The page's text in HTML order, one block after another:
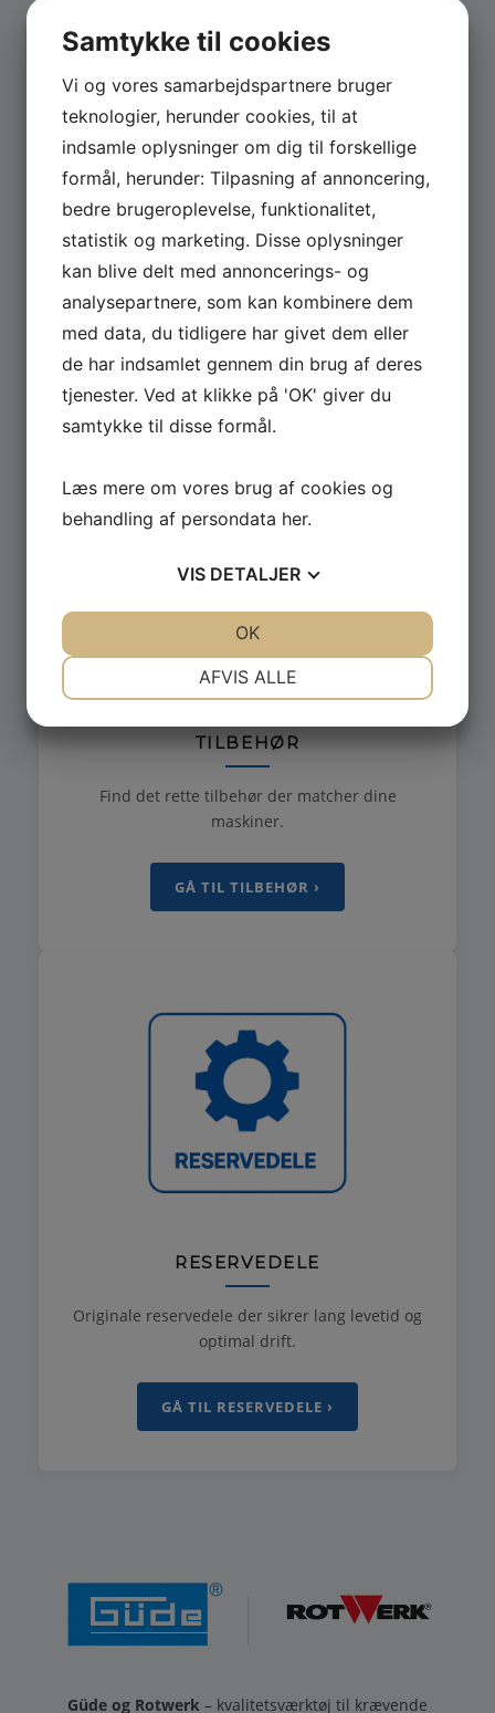
MASKINER
Se hele udvalget af Güde og Rotwerk maskiner
til professionelt brug.
GÅ TIL MASKINER ›
TILBEHØR
Find det rette tilbehør der matcher dine
maskiner.
GÅ TIL TILBEHØR ›
RESERVEDELE
Originale reservedele der sikrer lang levetid og
optimal drift.
GÅ TIL RESERVEDELE ›
Güde og Rotwerk – kvalitetsværktøj til krævende
Samtykke til cookies
Vi og vores samarbejdspartnere bruger
teknologier, herunder cookies, til at
indsamle oplysninger om dig til forskellige
formål, herunder: Tilpasning af annoncering,
bedre brugeroplevelse, funktionalitet,
statistik og marketing. Disse oplysninger
kan blive delt med annoncerings- og
analysepartnere, som kan kombinere dem
med data, du tidligere har givet dem eller
de har indsamlet gennem din brug af deres
tjenester. Ved at klikke på 'OK' giver du
samtykke til disse formål.
Læs mere om vores brug af cookies og
behandling af persondata her.
VIS DETALJER
NØDVENDIGE PRÆFERENCER
MARKETING
AFVIS ALLE
OK